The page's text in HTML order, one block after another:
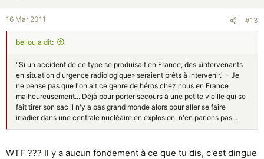
16 Mar 2011 #13
beliou a dit:
"Si un accident de ce type se produisait en France, des «intervenants
en situation d'urgence radiologique» seraient prêts à intervenir." - Je
ne pense pas que l'on ait ce genre de héros chez nous en France
malheureusement... Déjà pour porter secours à une petite vieille qui se
fait tirer son sac il n'y a pas grand monde alors pour aller se faire
irradier dans une centrale nucléaire en explosion, n'en parlons pas...
WTF ??? Il y a aucun fondement à ce que tu dis, c'est dingue